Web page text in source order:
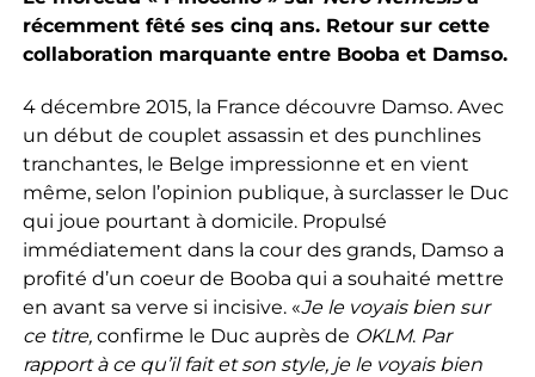
récemment fêté ses cinq ans. Retour sur cette
collaboration marquante entre Booba et Damso.
4 décembre 2015, la France découvre Damso. Avec
un début de couplet assassin et des punchlines
tranchantes, le Belge impressionne et en vient
même, selon l’opinion publique, à surclasser le Duc
qui joue pourtant à domicile. Propulsé
immédiatement dans la cour des grands, Damso a
profité d’un coeur de Booba qui a souhaité mettre
en avant sa verve si incisive. «Je le voyais bien sur
ce titre,confirme le Duc auprès de OKLM.Par
rapport à ce qu’il fait et son style, je le voyais bien